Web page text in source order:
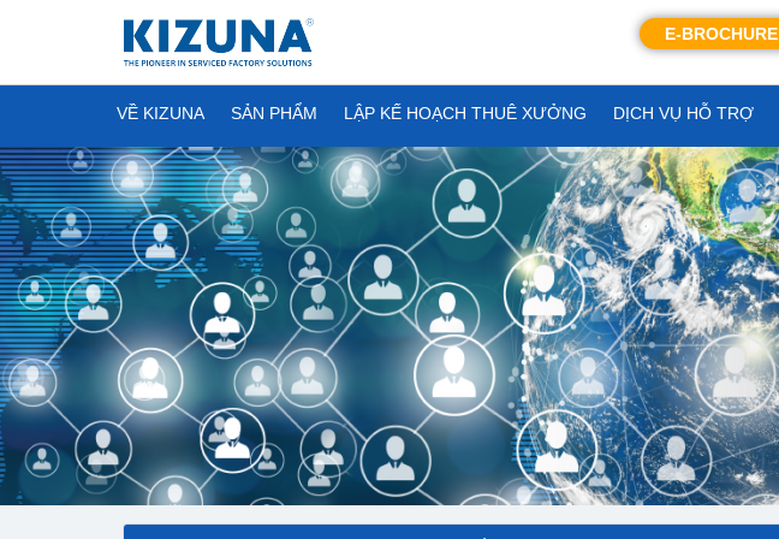
E-BROCHURE
VỀ KIZUNA SẢN PHẨM LẬP KẾ HOẠCH THUÊ XƯỞNG DỊCH VỤ HỖ TRỢ